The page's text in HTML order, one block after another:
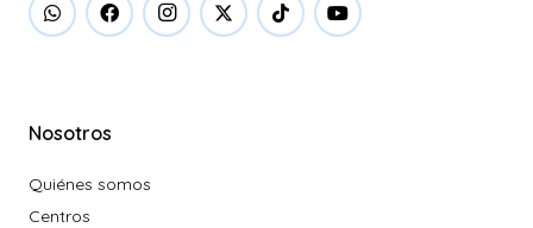
Nosotros
Quiénes somos
Centros